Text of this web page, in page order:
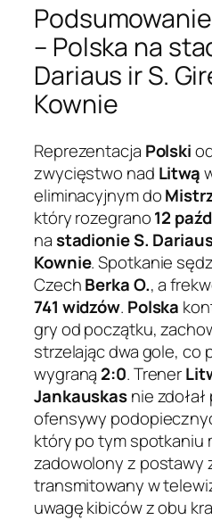
– Polska na
Dariaus ir S.
Kownie
Reprezentacja Polski
zwycięstwo nad Litwą
eliminacyjnym do
który rozegrano12
nastadionie S.
Kownie. Spotkanie
CzechBerka O., a
741 widzów. Polska
gry od początku,
strzelając dwa gole, co
wygraną 2:0. Trener
Jankauskasnie
ofensywy
który po tym spotkaniu
zadowolony z postawy
transmitowany w
uwagę kibiców z obu